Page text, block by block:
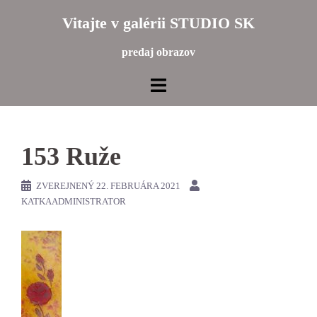
Vitajte v galérii STUDIO SK
predaj obrazov
153 Ruže
ZVEREJNENÝ 22. FEBRUÁRA 2021
KATKAADMINISTRATOR